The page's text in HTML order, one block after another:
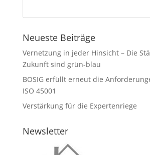
Neueste Beiträge
Vernetzung in jeder Hinsicht – Die
Zukunft sind grün-blau
BOSIG erfüllt erneut die
ISO 45001
Verstärkung für die Expertenriege
Newsletter